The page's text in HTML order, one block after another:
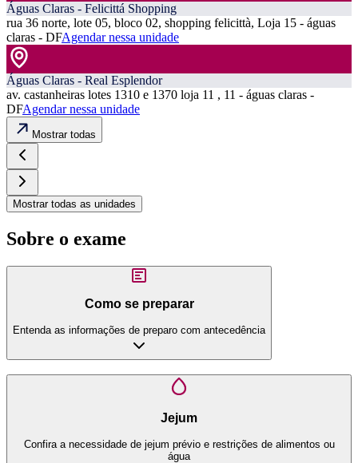
Águas Claras - Felicittá Shopping
rua 36 norte, lote 05, bloco 02, shopping felicittà, Loja 15 - águas
claras - DFAgendar nessa unidade
Águas Claras - Real Esplendor
av. castanheiras lotes 1310 e 1370 loja 11 , 11 - águas claras -
DFAgendar nessa unidade
Mostrar todas
Mostrar todas as unidades
Sobre o exame
Como se preparar
Entenda as informações de preparo com antecedência
Jejum
Confira a necessidade de jejum prévio e restrições de alimentos ou
água